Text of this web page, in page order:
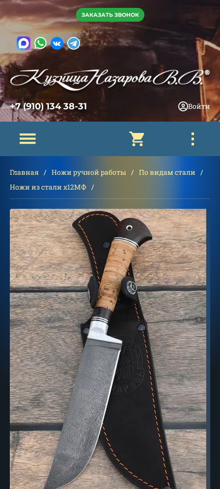
ЗАКАЗАТЬ ЗВОНОК
+7 (910) 134 38-31 Войти
Главная Ножи ручной работы
По видам стали
Ножи из стали х12МФ